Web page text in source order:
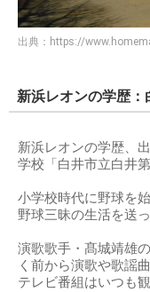
出典： https://
新浜レオンの学歴
新浜レオンの学歴、
学校「白井市立白井
小学校時代に野球を
野球三昧の生活を送
演歌歌手・髙城靖雄
く前から演歌や歌謡
テレビ番組はいつも